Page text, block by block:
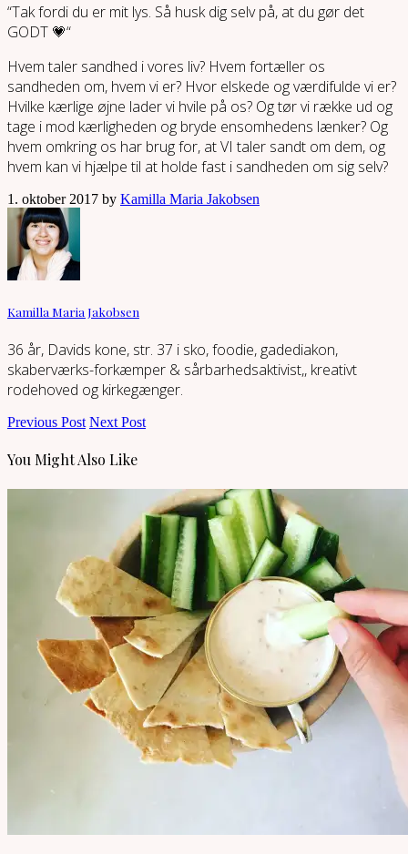
“Tak fordi du er mit lys. Så husk dig selv på, at du gør det
GODT 💗“
Hvem taler sandhed i vores liv? Hvem fortæller os
sandheden om, hvem vi er? Hvor elskede og værdifulde vi er?
Hvilke kærlige øjne lader vi hvile på os? Og tør vi række ud og
tage i mod kærligheden og bryde ensomhedens lænker? Og
hvem omkring os har brug for, at VI taler sandt om dem, og
hvem kan vi hjælpe til at holde fast i sandheden om sig selv?
1. oktober 2017 by Kamilla Maria Jakobsen
Kamilla Maria Jakobsen
36 år, Davids kone, str. 37 i sko, foodie, gadediakon,
skaberværks-forkæmper & sårbarhedsaktivist,, kreativt
rodehoved og kirkegænger.
Previous Post Next Post
You Might Also Like